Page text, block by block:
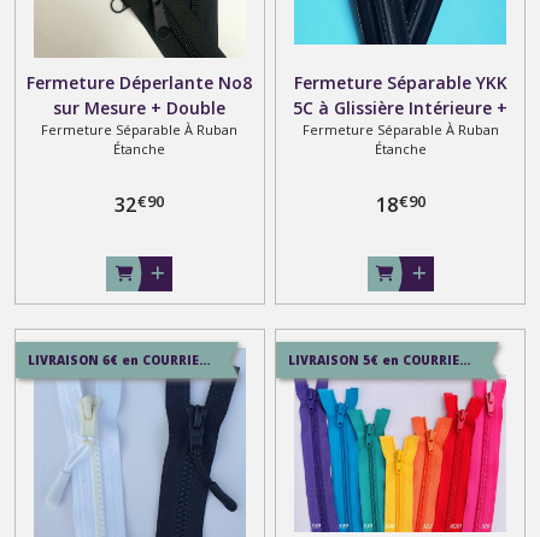
Fermeture Déperlante No8
sur Mesure + Double
Curseurs à Double Tirettes
Dos à Dos Détachable aux
Fermeture Séparable À Ruban
Étanche
32€90
Fermeture Séparable YKK
5C à Glissière Intérieure +
Ruban Noir Etanche sur
Mesure
Fermeture Séparable À Ruban
Étanche
18€90
LIVRAISON 6€ en COURRIER SUIVI , 8.5€ en SERVICE+ , 12.9€ en COLISSIMO LIVRAISON 5€ en COURRIER SUIVI , 7.5€ en SERVICE+ , 12€ en COLISSIMO